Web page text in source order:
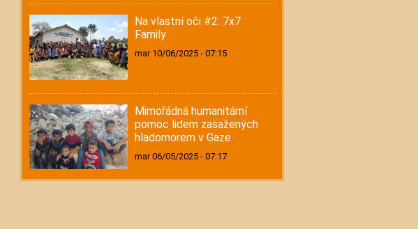
Na vlastní oči #2: 7x7
Family
mar 10/06/2025 - 07:15
Mimořádná humanitární
pomoc lidem zasažených
hladomorem v Gaze
mar 06/05/2025 - 07:17